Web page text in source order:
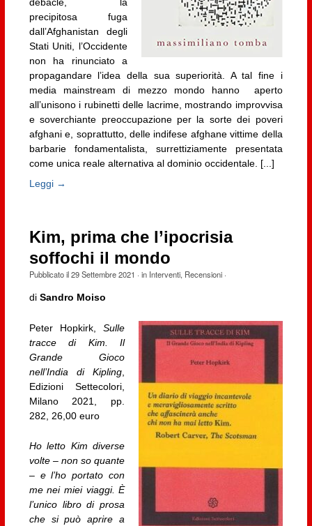
precipitosa fuga
dall’Afghanistan degli
Stati Uniti, l’Occidente
non ha rinunciato a
propagandare l’idea della sua superiorità. A tal fine i
media mainstream di mezzo mondo hanno aperto
all’unisono i rubinetti delle lacrime, mostrando improvvisa
e soverchiante preoccupazione per la sorte dei poveri
afghani e, soprattutto, delle indifese afghane vittime della
barbarie fondamentalista, surrettiziamente presentata
come unica reale alternativa al dominio occidentale. [...]
Leggi →
Kim, prima che l’ipocrisia
soffochi il mondo
Pubblicato il29 Settembre 2021 · in Interventi, Recensioni·
di Sandro Moiso
Peter Hopkirk,Sulle
tracce di Kim. Il
Grande Gioco
nell’India di Kipling
Edizioni Settecolori,
Milano 2021, pp.
282, 26,00 euro
Ho letto Kim diverse
volte – non so quante
– e l’ho portato con
me nei miei viaggi. È
l’unico libro di prosa
che si può aprire a